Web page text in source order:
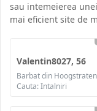
sau intemeierea
mai eficient site de
Valentin8027, 56
Cauta: Intalniri